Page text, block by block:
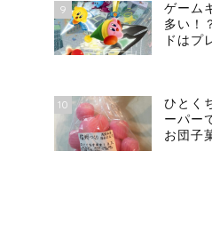
9
ゲーム
多い！
ドはプ
10
ひとく
ーパー
お団子